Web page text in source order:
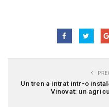
Un tren a intrat intr-o
Vinovat: un